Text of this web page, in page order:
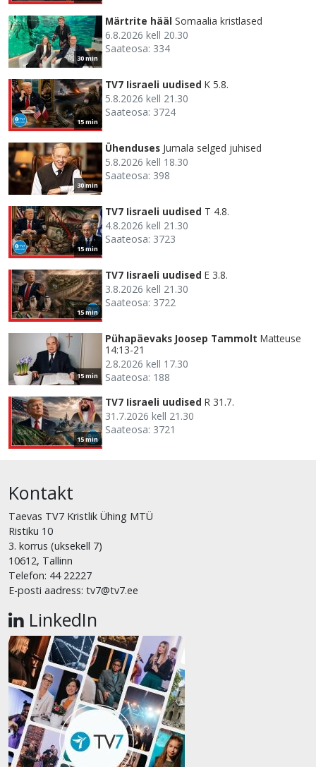
30 min
Märtrite hääl Somaalia kristlased
6.8.2026 kell 20.30
Saateosa: 334
15 min
TV7 Iisraeli uudised K 5.8.
5.8.2026 kell 21.30
Saateosa: 3724
30 min
Ühenduses Jumala selged juhised
5.8.2026 kell 18.30
Saateosa: 398
15 min
TV7 Iisraeli uudised T 4.8.
4.8.2026 kell 21.30
Saateosa: 3723
15 min
TV7 Iisraeli uudised E 3.8.
3.8.2026 kell 21.30
Saateosa: 3722
15 min
Pühapäevaks Joosep Tammolt Matteuse
14:13-21
2.8.2026 kell 17.30
Saateosa: 188
15 min
TV7 Iisraeli uudised R 31.7.
31.7.2026 kell 21.30
Saateosa: 3721
Kontakt
Taevas TV7 Kristlik Ühing MTÜ
Ristiku 10
3. korrus (uksekell 7)
10612, Tallinn
Telefon: 44 22227
E-posti aadress: tv7@tv7.ee
LinkedIn